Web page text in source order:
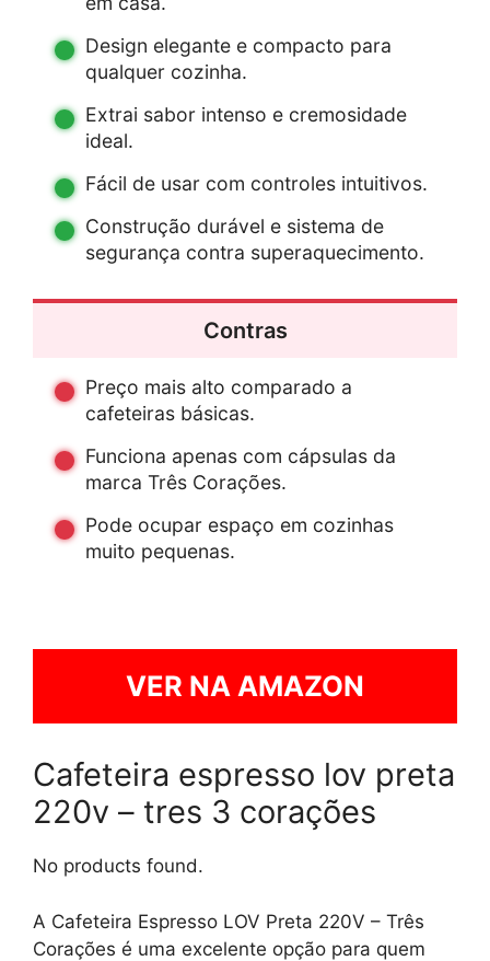
Design elegante e compacto para
qualquer cozinha.
Extrai sabor intenso e cremosidade
ideal.
Fácil de usar com controles intuitivos.
Construção durável e sistema de
segurança contra superaquecimento.
Contras
Preço mais alto comparado a
cafeteiras básicas.
Funciona apenas com cápsulas da
marca Três Corações.
Pode ocupar espaço em cozinhas
muito pequenas.
VER NA AMAZON
Cafeteira espresso lov preta
220v – tres 3 corações
No products found.
A Cafeteira Espresso LOV Preta 220V – Três
Corações é uma excelente opção para quem